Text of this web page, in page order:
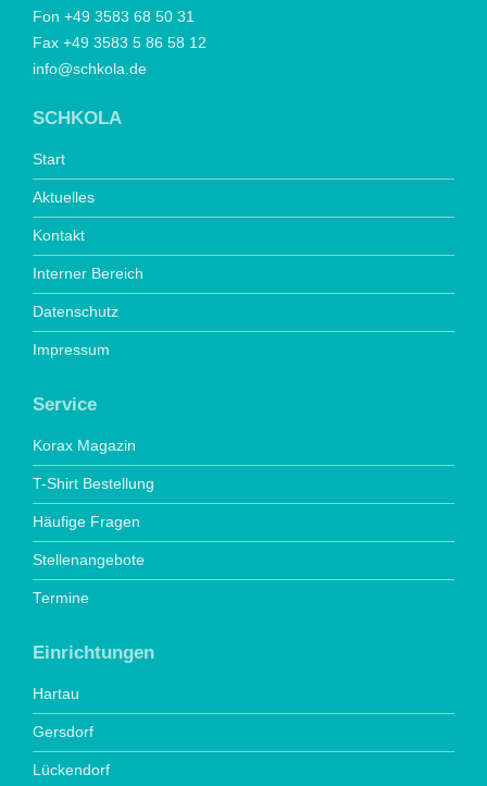
Fon +49 3583 68 50 31
Fax +49 3583 5 86 58 12
info@schkola.de
SCHKOLA
Start
Aktuelles
Kontakt
Interner Bereich
Datenschutz
Impressum
Service
Korax Magazin
T-Shirt Bestellung
Häufige Fragen
Stellenangebote
Termine
Einrichtungen
Hartau
Gersdorf
Lückendorf